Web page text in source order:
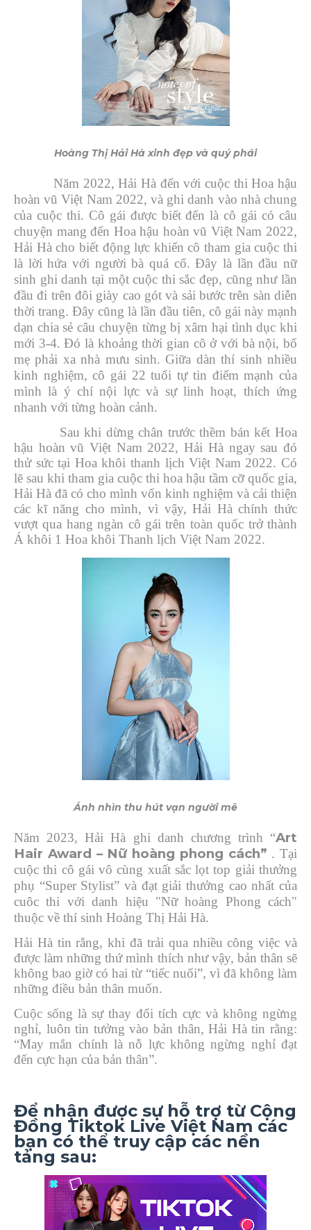
Hoàng Thị Hải Hà xinh đẹp và quý phái
Năm 2022, Hải Hà đến với cuộc thi Hoa hậu
hoàn vũ Việt Nam 2022, và ghi danh vào nhà chung
của cuộc thi. Cô gái được biết đến là cô gái có câu
chuyện mang đến Hoa hậu hoàn vũ Việt Nam 2022,
Hải Hà cho biết động lực khiến cô tham gia cuộc thi
là lời hứa với người bà quá cố. Đây là lần đầu nữ
sinh ghi danh tại một cuộc thi sắc đẹp, cũng như lần
đầu đi trên đôi giày cao gót và sải bước trên sàn diễn
thời trang. Đây cũng là lần đầu tiên, cô gái này mạnh
dạn chia sẻ câu chuyện từng bị xâm hại tình dục khi
mới 3-4. Đó là khoảng thời gian cô ở với bà nội, bố
mẹ phải xa nhà mưu sinh. Giữa dàn thí sinh nhiều
kinh nghiệm, cô gái 22 tuổi tự tin điểm mạnh của
mình là ý chí nội lực và sự linh hoạt, thích ứng
nhanh với từng hoàn cảnh.
Sau khi dừng chân trước thềm bán kết Hoa
hậu hoàn vũ Việt Nam 2022, Hải Hà ngay sau đó
thử sức tại Hoa khôi thanh lịch Việt Nam 2022. Có
lẽ sau khi tham gia cuộc thi hoa hậu tầm cỡ quốc gia,
Hải Hà đã có cho mình vốn kinh nghiệm và cải thiện
các kĩ năng cho mình, vì vậy, Hải Hà chính thức
vượt qua hang ngàn cô gái trên toàn quốc trở thành
Á khôi 1 Hoa khôi Thanh lịch Việt Nam 2022.
Ánh nhìn thu hút vạn người mê
Năm 2023, Hải Hà ghi danh chương trình “Art
Hair Award – Nữ hoàng phong cách” . Tại
cuộc thi cô gái vô cùng xuất sắc lọt top giải thưởng
phụ “Super Stylist” và đạt giải thưởng cao nhất của
cuôc thi với danh hiệu "Nữ hoàng Phong cách"
thuộc về thí sinh Hoàng Thị Hải Hà.
Hải Hà tin rằng, khi đã trải qua nhiều công việc và
được làm những thứ mình thích như vậy, bản thân sẽ
không bao giờ có hai từ “tiếc nuối”, vì đã không làm
những điều bản thân muốn.
Cuộc sống là sự thay đổi tích cực và không ngừng
nghỉ, luôn tin tưởng vào bản thân, Hải Hà tin rằng:
“May mắn chính là nỗ lực không ngừng nghỉ đạt
đến cực hạn của bản thân”.
Để nhận được sự hỗ trợ từ Cộng
Đồng Tiktok Live Việt Nam các
bạn có thể truy cập các nền
tảng sau: